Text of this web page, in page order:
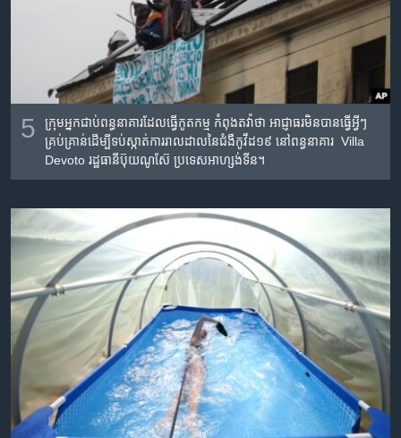
5
ក្រុម​អ្នក​ជាប់​ពន្ធនាគារ​ដែល​ធ្វើ​កូតកម្ម កំពុង​តវ៉ាថា អាជ្ញាធរ​មិន​បាន​ធ្វើ​អ្វីៗ​
គ្រប់​គ្រាន់​ដើម្បី​ទប់​ស្កាត់​ការ​រាល​ដាល​នៃជំងឺ​កូវីដ១៩ នៅ​ពន្ធនាគារ Villa
Devoto រដ្ឋ​ធានី​ប៊ុយណូស៊ែ ប្រទេស​អាហ្សង់ទីន។